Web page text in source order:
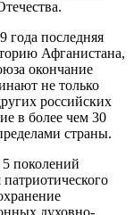
года последняя
Афганистана,
окончание
не только
российских
в более чем 30
страны.
5 поколений
духовно-